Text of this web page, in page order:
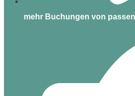
mehr Buchungen von